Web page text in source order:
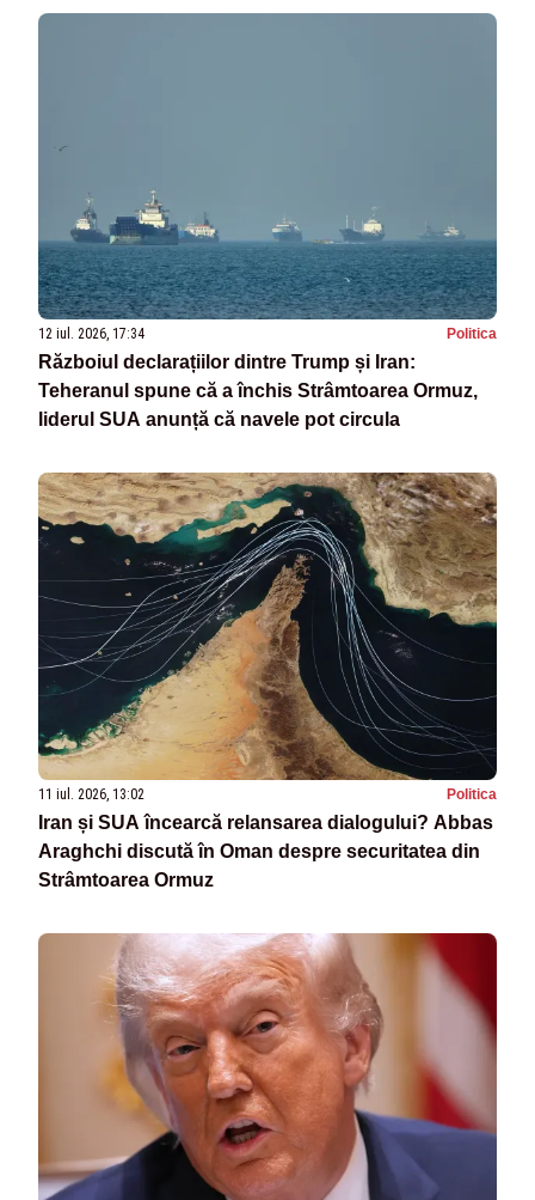
12 iul. 2026, 17:34 Politica
Războiul declarațiilor dintre Trump și Iran:
Teheranul spune că a închis Strâmtoarea Ormuz,
liderul SUA anunță că navele pot circula
11 iul. 2026, 13:02 Politica
Iran și SUA încearcă relansarea dialogului? Abbas
Araghchi discută în Oman despre securitatea din
Strâmtoarea Ormuz